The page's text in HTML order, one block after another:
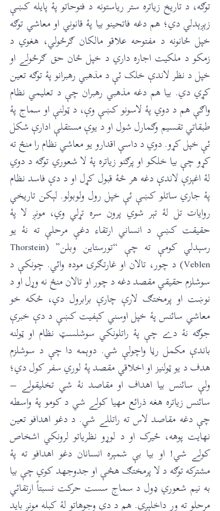
توګه، د تاريخ زياتره ستر رياستونه د فتوحاتو پۀ پايله کښې
زېږېدلي دي؛ هم دغه فاتحينو بيا پۀ قانوني او معاشي توګه
خپل ځانونه د مفتوحه علاقو مالکان ګرځولي، هغوي د
زمکو د ملکيت اجاره داري د خپل ځان حق ګرځولے او
خپل د نظر لاندې خلک ئې د مذهبي رهبرانو پۀ توګه تعين
کړي دي. بيا هم دغه مذهبي رهبران چې د تعليمي نظام
واګې هم د دوي پۀ لاسونو کښې وې، د ټولنې او سماج پۀ
طبقاتي تقسيم وګمارل شول او د يوې مستقلې ادارې شکل
ئې خپل کړو. دوي د داسې اقدارو يو معاشي نظام را منځ ته
کړو چې بيا خلکو او پرګنو زياتره پۀ لا شعوري توګه د دوي
لۀ اغېزې لاندې دغه هر څۀ قبول کړل او د دې فاسد نظام
پۀ جاري ساتلو کښې ئې خپل رول ولوبولو. لېکن تاريخي
روايات تل لۀ تېر شوي پرون سره تړلي وي، مونږ لا پۀ
حقيقت کښې د انساني ارتقاء دغې مرحلې ته نۀ يو
رسېدلي کومې ته چې “تورستاين وبلن” (Thorstein
Veblen) د چور، تالان او غارتګرۍ موده وائي. چونکې د
سوشلزم حقيقي مقصد دغه د چور او تالان منځ نه وړل او د
نوښت او پرمختګ لارې چارې برابرول دي، ځکه خو
معاشي سائنس پۀ خپل اوسني کېفيت کښې د دې خبرې
جوګه نۀ دے چې پۀ راتلونکي سوشلسټ نظام او ټولنه
باندې مکمل رڼا واچولې شي. دوېمه دا چې د سوشلزم
هدف د يو ټولنيز او اخلاقي مقصد پۀ لوري سفر کول دي؛
ولې سائنس بيا اهداف او مقاصد نۀ شي تخليقولے –
سائنس زياتره هغه ذرائع مهيا کولے شي د کومو پۀ واسطه
چې دغه مقاصد لاس ته راتللے شي. د دغو اهدافو تعين
نهايت پوهه، ځيرک او د لوړو نظرياتو لرونکي اشخاص
کولے شي! او بيا بې شمېره انسانان دغو اهدافو ته پۀ
مشترکه توګه د لا پرمختګ هڅې او جدوجهد کوي چې بيا
به نيم شعوري ډول د سماج سست حرکت نسبتاً ارتقائي
مرحلو ته ور داخلېږي. هم د دې وجوهاتو لۀ کبله مونږ بايد